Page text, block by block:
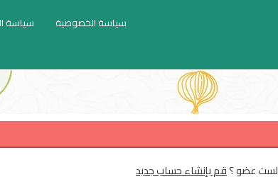
سياسة الخصوصية سياسة
لست عضو ؟قم بإنشاء حساب جديد